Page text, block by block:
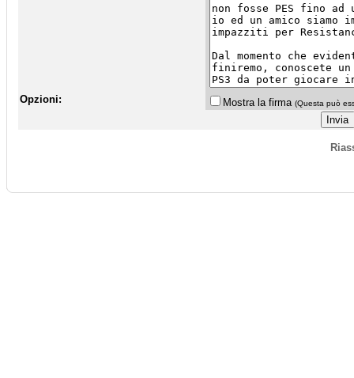
Opzioni: Mostra la firma (Questa può